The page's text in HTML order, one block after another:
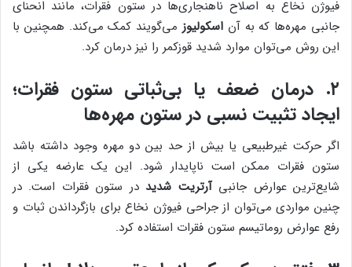
فیوژن نخاع به اصلاح ناهنجاری‌ها در ستون فقرات، مانند انحنای
جانبی مهره‌ها که به آن اسکولیوز می‌گویند کمک می‌کند. همچنین با
این روش می‌توان موارد شدید قوزکمر را نیز درمان کرد.
۲. درمان ضعف یا بی‌ثباتی ستون فقرات؛
ایجاد تثبیت نسبی در ستون مهره‌ها
اگر حرکت غیرطبیعی یا بیش از حد بین دو مهره وجود داشته باشد
ستون فقرات ممکن است ناپایدار شود. این یک عارضه یکی از
شایع‌ترین عوارض جانبیآرتریت شدید در ستون فقرات است. در
چنین مواردی می‌توان از جراحی فیوژن نخاع برای بازگرداندن ثبات و
رفع عوارض روماتیسم ستون فقرات استفاده کرد.